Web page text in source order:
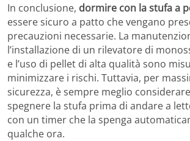
In conclusione, dormire con la stufa a
essere sicuro a patto che vengano
precauzioni necessarie. La
l’installazione di un rilevatore di
e l’uso di pellet di alta qualità sono
minimizzare i rischi. Tuttavia, per
sicurezza, è sempre meglio
spegnere la stufa prima di andare a
con un timer che la spenga
qualche ora.